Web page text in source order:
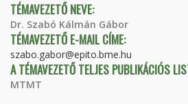
TÉMAVEZETŐ NEVE:
Dr. Szabó Kálmán Gábor
TÉMAVEZETŐ E-MAIL CÍME:
szabo.gabor@epito.bme.hu
A TÉMAVEZETŐ TELJES PUBLIKÁCIÓS
MTMT